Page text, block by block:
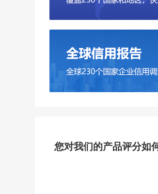
您对我们的产品评分如